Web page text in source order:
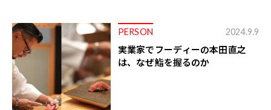
PERSON 2024.9.9
実業家でフーディーの本田直之
は、なぜ鮨を握るのか